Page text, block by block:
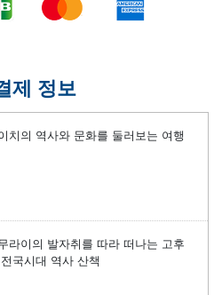
제 정보
치의 역사와 문화를 둘러보는 여행
라이의 발자취를 따라 떠나는 고후
국시대 역사 산책